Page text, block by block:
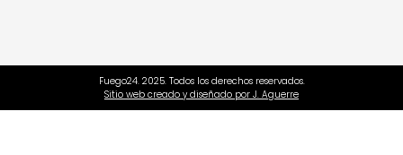
Fuego24. 2025. Todos los derechos reservados.
Sitio web creado y diseñado por J. Aguerre